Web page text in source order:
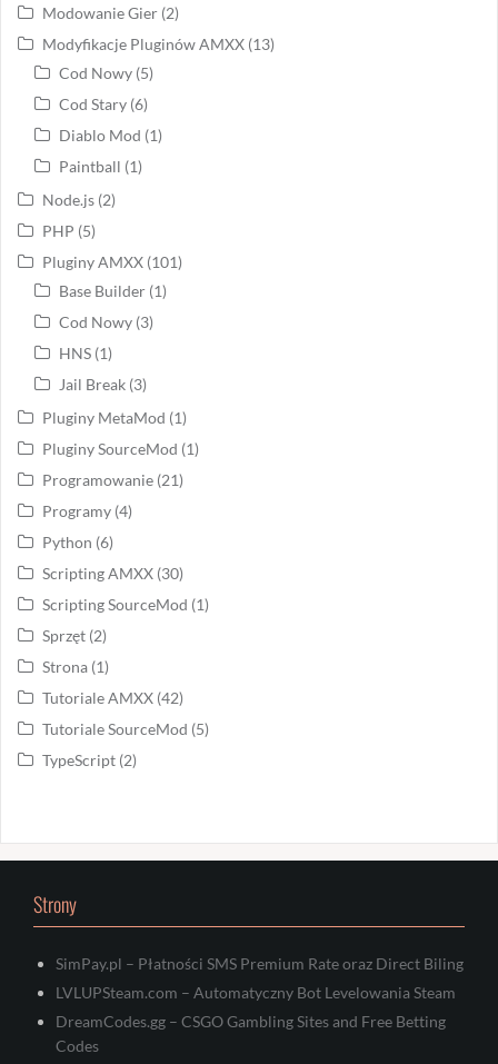
Modowanie Gier (2)
Modyfikacje Pluginów AMXX (13)
Cod Nowy (5)
Cod Stary (6)
Diablo Mod (1)
Paintball (1)
Node.js (2)
PHP (5)
Pluginy AMXX (101)
Base Builder (1)
Cod Nowy (3)
HNS (1)
Jail Break (3)
Pluginy MetaMod (1)
Pluginy SourceMod (1)
Programowanie (21)
Programy (4)
Python (6)
Scripting AMXX (30)
Scripting SourceMod (1)
Sprzęt (2)
Strona (1)
Tutoriale AMXX (42)
Tutoriale SourceMod (5)
TypeScript (2)
Strony
SimPay.pl – Płatności SMS Premium Rate oraz Direct Biling
LVLUPSteam.com – Automatyczny Bot Levelowania Steam
DreamCodes.gg – CSGO Gambling Sites and Free Betting
Codes